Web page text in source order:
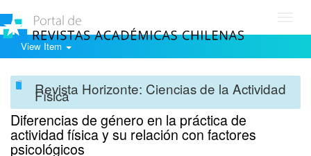
View Item
Revista Horizonte: Ciencias de la Actividad
Física
Diferencias de género en la práctica de
actividad física y su relación con factores
psicológicos